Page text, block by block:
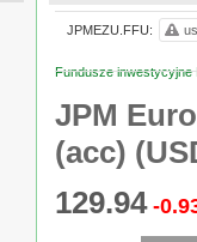
Fundusze inwestycyjne
JPM
(acc)
129.94 -
JPMEZU.FFU: